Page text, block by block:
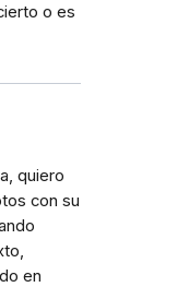
o es
quiero
con su
en